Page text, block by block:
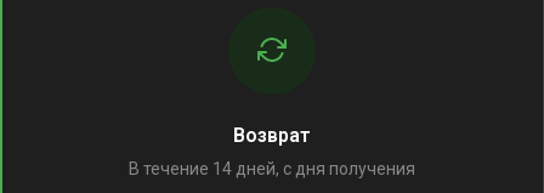
Возврат
В течение 14 дней, с дня получения